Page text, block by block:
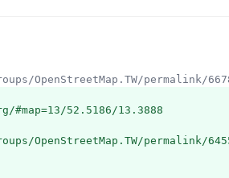
OpenStreetMap.TW/permalink/
52.5186/13.3888
OpenStreetMap.TW/permalink/